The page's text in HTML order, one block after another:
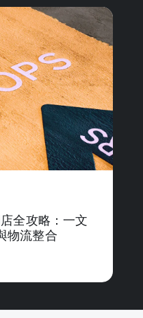
全攻略：一文
物流整合